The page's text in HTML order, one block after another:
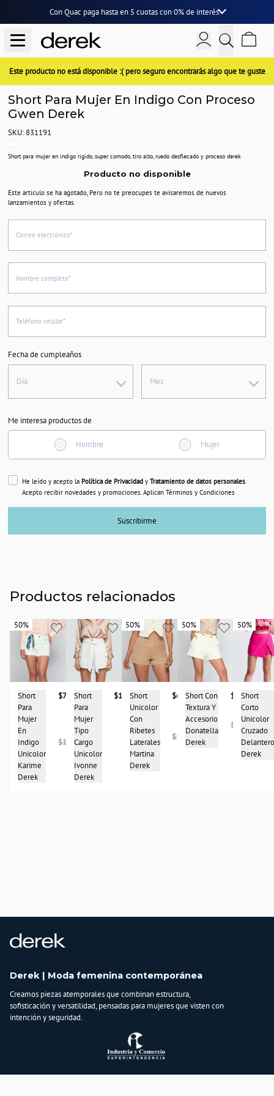
Con Quac paga hasta en 5 cuotascon0% de interés
Este producto no está disponible :( pero seguro encontrarás algo que te guste
Short Para Mujer En Indigo Con Proceso
Gwen Derek
SKU: 831191
Short para mujer en indigo rigido, super comodo, tiro alto, ruedo desflecado y proceso derek
Producto no disponible
Este articulo se ha agotado, Pero no te preocupes te avisaremos de nuevos
lanzamientos y ofertas.
Correo electrónico*
Nombre completo*
Teléfono celular*
Fecha de cumpleaños
Día Mes
Me interesa productos de
Hombre Mujer
He leído y acepto la Política de Privacidady Tratamiento de datos personales.
Acepto recibir novedades y promociones. Aplican Términos y Condiciones
Suscribirme
Productos relacionados
50%
50%
Short
Para
Mujer
En
Indigo
Unicolor
Karime
Derek
$73.950
$147.900
Short
Para
Mujer
Tipo
Cargo
Unicolor
Ivonne
Derek
$167.900
50%
50%
Short
Unicolor
Con
Ribetes
Laterales
Martina
Derek
$68.950
$137.900
50%
50%
Short Con
Textura Y
Accesorio
Donatella
Derek
$98.950
$196.950
50%
50%
Short
Corto
Unicolor
Cruzado
Derek
Derek | Moda femenina contemporánea
Creamos piezas atemporales que combinan estructura,
sofisticación y versatilidad, pensadas para mujeres que visten con
intención y seguridad.